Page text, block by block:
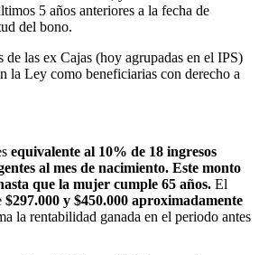
5 años anteriores a la fecha de
del bono.
de las ex Cajas (hoy agrupadas en el IPS)
la Ley como beneficiarias con derecho a
equivalente al 10% de 18 ingresos
al mes de nacimiento. Este monto
que la mujer cumple 65 años. El
$297.000 y $450.000 aproximadamente
la rentabilidad ganada en el periodo antes